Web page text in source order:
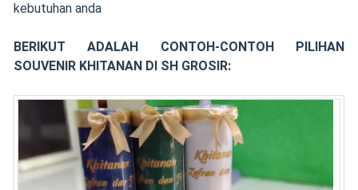
kebutuhan anda
BERIKUT ADALAH CONTOH-CONTOH PILIHAN
SOUVENIR KHITANAN DI SH GROSIR: